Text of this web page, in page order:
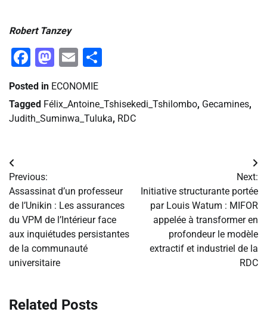
‎Robert Tanzey
Facebook
Mastodon
Email
Posted in ECONOMIE
Tagged Félix_Antoine_Tshisekedi_Tshilombo, Gecamines,
Judith_Suminwa_Tuluka, RDC
Navigation
de
l’article
Previous:
Assassinat d’un professeur
de l’Unikin : Les assurances
du VPM de l’Intérieur face
aux inquiétudes persistantes
de la communauté
universitaire
Next:
Initiative structurante portée
par Louis Watum : MIFOR
appelée à transformer en
profondeur le modèle
extractif et industriel de la
RDC
Related Posts